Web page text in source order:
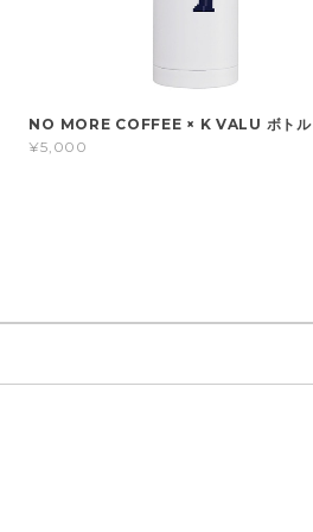
NO MORE COFFEE × K VALU ボトル
¥5,000